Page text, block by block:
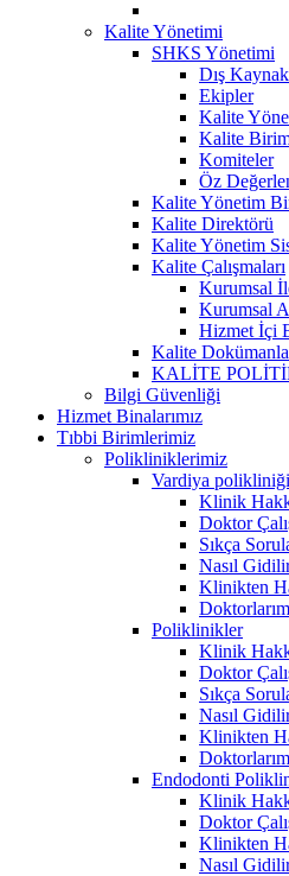
Kalite Yönetimi
SHKS Yönetimi
Dış
Ekipler
Kalite
Kalite
Komiteler
Öz
Kalite Yönetim
Kalite Direktörü
Kalite Yönetim
Kalite Çalışmaları
Kurumsal
Kurumsal
Hizmet İçi
Kalite
KALİTE
Bilgi Güvenliği
Hizmet Binalarımız
Tıbbi Birimlerimiz
Polikliniklerimiz
Vardiya polikliniği
Klinik
Doktor
Sıkça
Nasıl
Klinikten
Poliklinikler
Klinik
Doktor
Sıkça
Nasıl
Klinikten
Endodonti
Klinik
Doktor
Klinikten
Nasıl